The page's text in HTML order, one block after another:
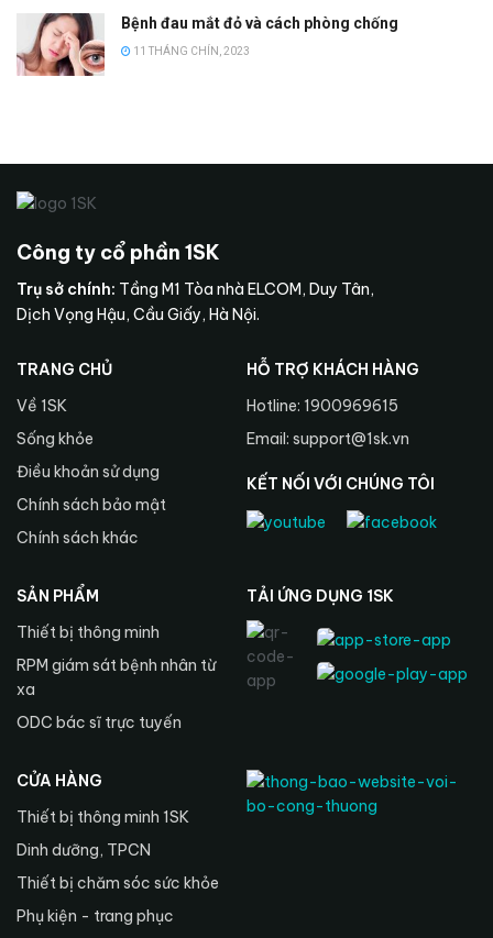
Bệnh đau mắt đỏ và cách phòng chống
11 THÁNG CHÍN, 2023
Công ty cổ phần 1SK
Trụ sở chính: Tầng M1 Tòa nhà ELCOM, Duy Tân,
Dịch Vọng Hậu, Cầu Giấy, Hà Nội.
TRANG CHỦ
Về 1SK
Sống khỏe
Điều khoản sử dụng
Chính sách bảo mật
Chính sách khác
HỖ TRỢ KHÁCH HÀNG
Hotline: 1900969615
Email: support@1sk.vn
KẾT NỐI VỚI CHÚNG TÔI
SẢN PHẨM
Thiết bị thông minh
RPM giám sát bệnh nhân từ
xa
ODC bác sĩ trực tuyến
TẢI ỨNG DỤNG 1SK
CỬA HÀNG
Thiết bị thông minh 1SK
Dinh dưỡng, TPCN
Thiết bị chăm sóc sức khỏe
Phụ kiện - trang phục